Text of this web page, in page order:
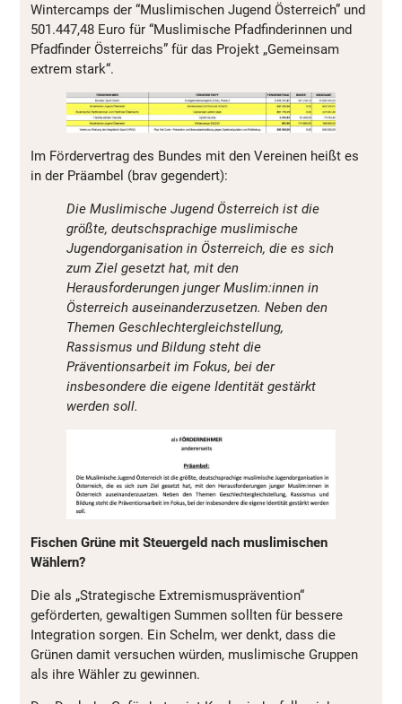
Wintercamps der “Muslimischen Jugend Österreich” und
501.447,48 Euro für “Muslimische Pfadfinderinnen und
Pfadfinder Österreichs” für das Projekt „Gemeinsam
extrem stark“.
Im Fördervertrag des Bundes mit den Vereinen heißt es
in der Präambel (brav gegendert):
Die Muslimische Jugend Österreich ist die
größte, deutschsprachige muslimische
Jugendorganisation in Österreich, die es sich
zum Ziel gesetzt hat, mit den
Herausforderungen junger Muslim:innen in
Österreich auseinanderzusetzen. Neben den
Themen Geschlechtergleichstellung,
Rassismus und Bildung steht die
Präventionsarbeit im Fokus, bei der
insbesondere die eigene Identität gestärkt
werden soll.
Fischen Grüne mit Steuergeld nach muslimischen
Wählern?
Die als „Strategische Extremismusprävention“
geförderten, gewaltigen Summen sollten für bessere
Integration sorgen. Ein Schelm, wer denkt, dass die
Grünen damit versuchen würden, muslimische Gruppen
als ihre Wähler zu gewinnen.